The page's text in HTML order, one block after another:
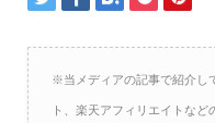
※当メディアの記事で紹介し
ト、楽天アフィリエイトな